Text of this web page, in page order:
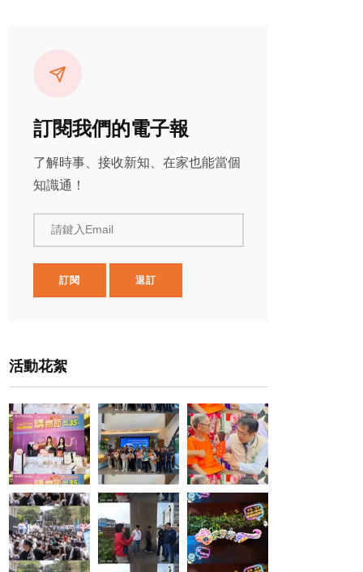
訂閱我們的電子報
了解時事、接收新知、在家也能當個
知識通！
請鍵入Email
訂閱 退訂
活動花絮